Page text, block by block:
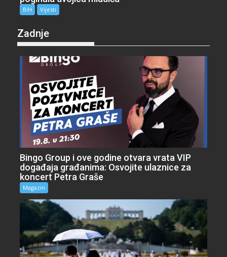
BiH Vijesti
Zadnje
Bingo Group i ove godine otvara vrata VIP
događaja građanima: Osvojite ulaznice za
koncert Petra Graše
Magazin